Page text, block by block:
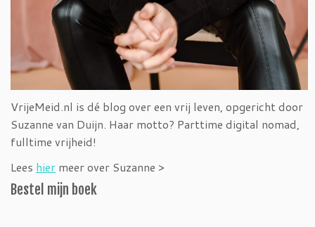
VrijeMeid.nl is dé blog over een vrij leven, opgericht door
Suzanne van Duijn. Haar motto? Parttime digital nomad,
fulltime vrijheid!
Lees hier meer over Suzanne >
Bestel mijn boek